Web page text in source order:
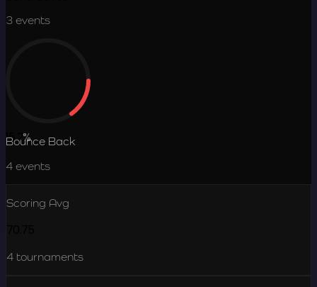
3 events
15.2%
Bounce Back
4 events
Scoring Avg
4 tournaments